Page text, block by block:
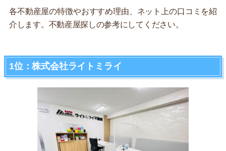
各不動産屋の特徴やおすすめ理由、ネット上の口コミを紹
介します。不動産屋探しの参考にしてください。
1位：株式会社ライトミライ